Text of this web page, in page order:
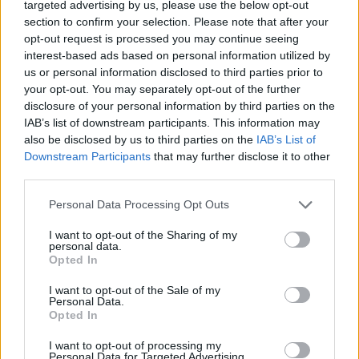
targeted advertising by us, please use the below opt-out
section to confirm your selection. Please note that after your
opt-out request is processed you may continue seeing
interest-based ads based on personal information utilized by
us or personal information disclosed to third parties prior to
your opt-out. You may separately opt-out of the further
disclosure of your personal information by third parties on the
IAB’s list of downstream participants. This information may
also be disclosed by us to third parties on the IAB’s List of
Downstream Participants that may further disclose it to other
Personal Data Processing Opt Outs
I want to opt-out of the Sharing of my
personal data.
Opted In
I want to opt-out of the Sale of my
Personal Data.
Opted In
I want to opt-out of processing my
Personal Data for Targeted Advertising.
Hyri me Jet Ski në
hapësirën e pushuesve në
Tragjedi në Rrugën e
Kombit, aksidentohet de
“Po ngrihet një ministri
paralele e Shëndetësisë”/
minibus në periferi të